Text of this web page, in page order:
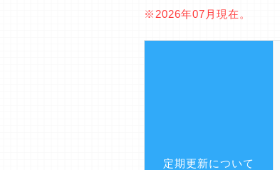
※2026年07月現在。
定期更新について